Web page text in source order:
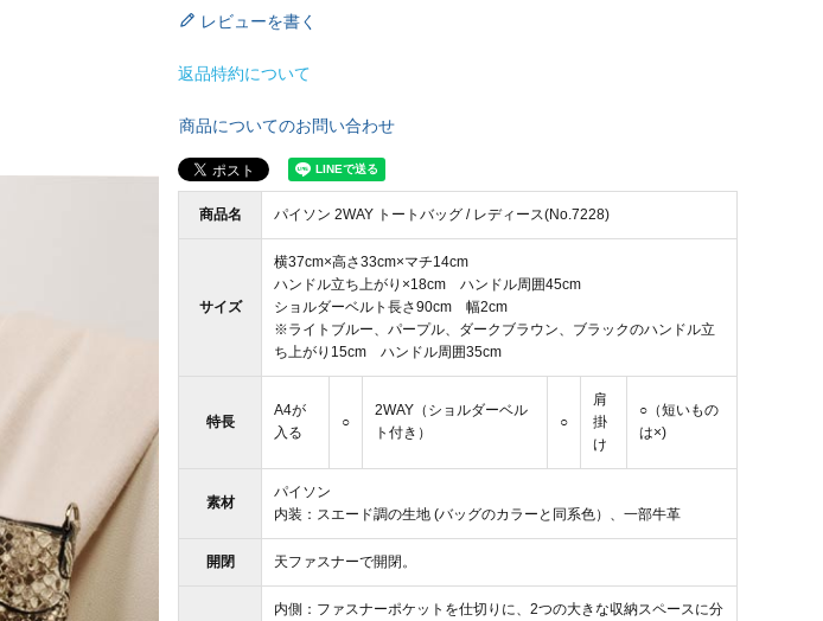
レビューを書く
返品特約について
商品についてのお問い合わせ
商品名 パイソン 2WAY トートバッグ / レディース(No.7228)
サイズ
横37cm×高さ33cm×マチ14cm
ハンドル立ち上がり×18cm ハンドル周囲45cm
ショルダーベルト長さ90cm 幅2cm
※ライトブルー、パープル、ダークブラウン、ブラックのハンドル立
ち上がり15cm ハンドル周囲35cm
特長
A4が
入る
○
2WAY（ショルダーベル
ト付き）
○
肩
掛
け
○（短いもの
は×)
素材
パイソン
内装：スエード調の生地 (バッグのカラーと同系色）、一部牛革
開閉 天ファスナーで開閉。
内側：ファスナーポケットを仕切りに、2つの大きな収納スペースに分